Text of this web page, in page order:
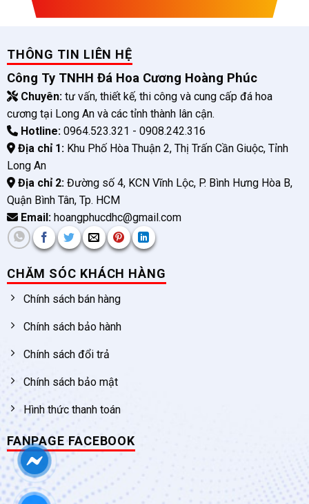
THÔNG TIN LIÊN HỆ
Công Ty TNHH Đá Hoa Cương Hoàng Phúc
Chuyên:tư vấn, thiết kế, thi công và cung cấp đá hoa
cương tại Long An và các tỉnh thành lân cận.
Hotline:0964.523.321 - 0908.242.316
Địa chỉ 1:Khu Phố Hòa Thuận 2, Thị Trấn Cần Giuộc, Tỉnh
Long An
Địa chỉ 2:Đường số 4, KCN Vĩnh Lộc, P. Bình Hưng Hòa B,
Quận Bình Tân, Tp. HCM
Email:hoangphucdhc@gmail.com
CHĂM SÓC KHÁCH HÀNG
Chính sách bán hàng
Chính sách bảo hành
Chính sách đổi trả
Chính sách bảo mật
Hình thức thanh toán
FANPAGE FACEBOOK